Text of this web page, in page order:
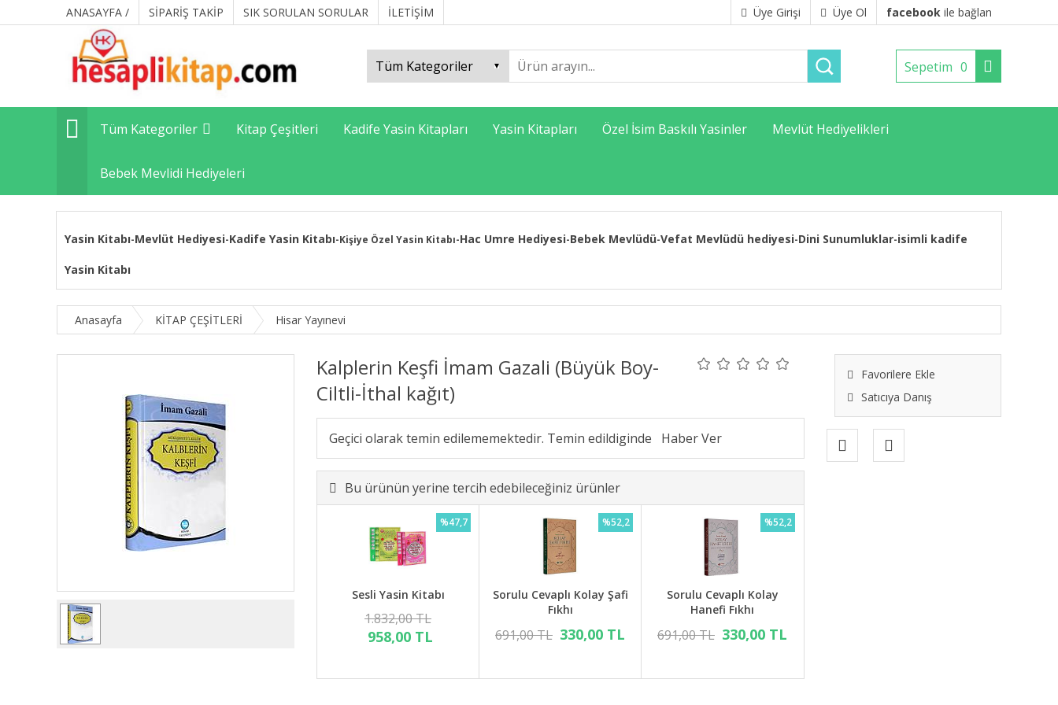
ANASAYFA / SİPARİŞ TAKİP SIK SORULAN SORULAR İLETİŞİM Üye Girişi Üye Ol facebook ile bağlan
Sepetim 0
Tüm Kategoriler Kitap Çeşitleri Kadife Yasin Kitapları Yasin Kitapları Özel İsim Baskılı Yasinler Mevlüt Hediyelikleri
Bebek Mevlidi Hediyeleri
Yasin Kitabı-Mevlüt Hediyesi-Kadife Yasin Kitabı-Kişiye Özel Yasin Kitabı-Hac Umre Hediyesi-Bebek Mevlüdü-Vefat Mevlüdü hediyesi-Dini Sunumluklar-isimli kadife
Yasin Kitabı
Anasayfa KİTAP ÇEŞİTLERİ Hisar Yayınevi
Kalplerin Keşfi İmam Gazali (Büyük Boy-
Ciltli-İthal kağıt)
Favorilere Ekle
Satıcıya Danış
Geçici olarak temin edilememektedir. Temin edildiginde
Bu ürünün yerine tercih edebileceğiniz ürünler
Sesli Yasin Kitabı
1.832,00 TL
958,00 TL
%47,7
Sorulu Cevaplı Kolay Şafi
Fıkhı
691,00 TL 330,00 TL
%52,2
Sorulu Cevaplı Kolay
Hanefi Fıkhı
691,00 TL 330,00 TL
%52,2